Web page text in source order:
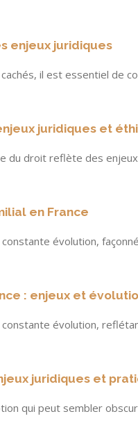
enjeux juridiques
il est essentiel de
juridiques et
du droit reflète des
en France
évolution,
: enjeux et
évolution,
juridiques et
qui peut sembler